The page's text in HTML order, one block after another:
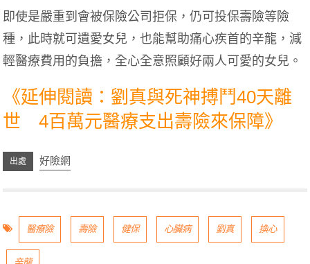
即使是嚴重到會被保險公司拒保，仍可投保壽險等險
種，此時就可遺愛女兒，也能幫助痛心疾首的辛龍，減
輕醫療費用的負擔，全心全意照顧好兩人可愛的女兒。
《延伸閱讀：劉真與死神搏鬥40天離
世 4百萬元醫療支出壽險來保障》
好險網
醫療險 壽險 健保 心臟病 劉真 換心